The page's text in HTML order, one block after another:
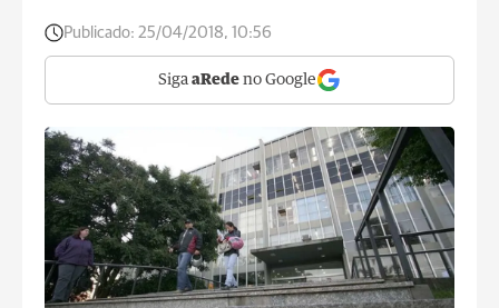
Publicado: 25/04/2018, 10:56
Siga aRede no Google